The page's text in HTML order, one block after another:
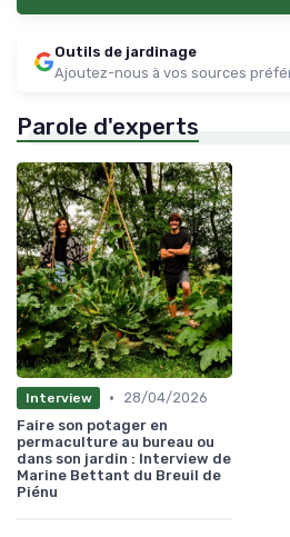
Outils de jardinage
Ajoutez-nous à vos sources
Parole d'experts
Interview •
28/04/2026
Faire son potager en
permaculture au bureau ou
dans son jardin : Interview de
Marine Bettant du Breuil de
Piénu